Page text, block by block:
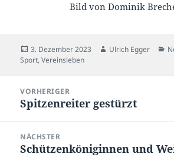
Bild von Dominik
Veröffentlicht
am
3. Dezember 2023 Autor
Ulrich Egger
Sport,Vereinsleben
VORHERIGER
Vorheriger
Spitzenreiter gestürzt
NÄCHSTER
Nächster
Schützenköniginnen und